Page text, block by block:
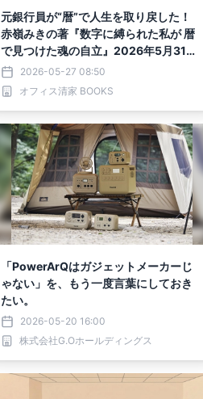
元銀行員が“暦”で人生を取り戻した！
赤嶺みきの著『数字に縛られた私が 暦
で見つけた魂の自立』2026年5月31日
発売2026-05-27 08:50
オフィス清家 BOOKS
「PowerArQはガジェットメーカーじ
ゃない」を、もう一度言葉にしておき
たい。
2026-05-20 16:00
株式会社G.Oホールディングス